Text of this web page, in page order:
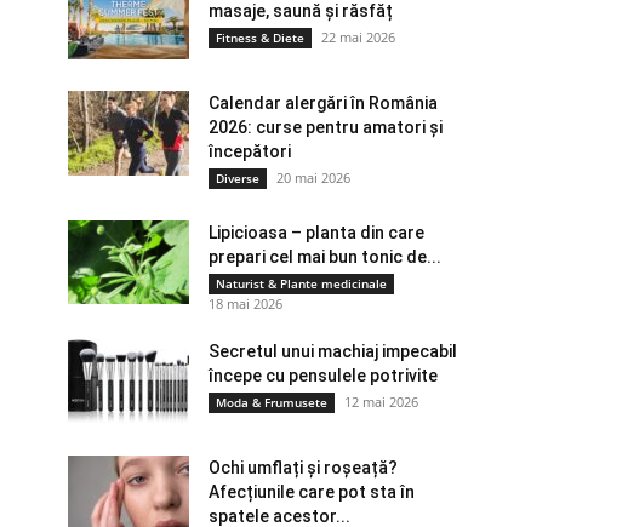
masaje, saună și răsfăț
Fitness & Diete 22 mai 2026
Calendar alergări în România
2026: curse pentru amatori și
începători
Diverse 20 mai 2026
Lipicioasa – planta din care
prepari cel mai bun tonic de...
Naturist & Plante medicinale
18 mai 2026
Secretul unui machiaj impecabil
începe cu pensulele potrivite
Moda & Frumusete 12 mai 2026
Ochi umflați și roșeață?
Afecțiunile care pot sta în
spatele acestor...